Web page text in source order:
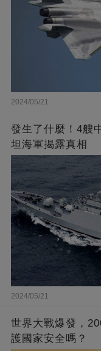
2024/05/21
發生了什麼！4艘
坦海軍揭露真相
2024/05/21
世界大戰爆發，
護國家安全嗎？